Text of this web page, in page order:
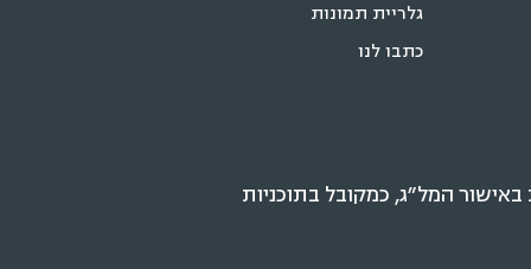
גלריית תמונות
כתבו לנו
המל״ג, כמקובל בתוכניות